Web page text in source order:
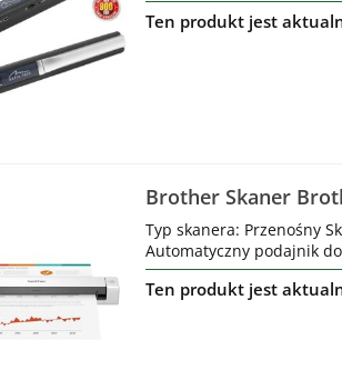
Ten produkt jest
Brother Skaner
Typ skanera: Przenośny
Automatyczny podajnik
Ten produkt jest